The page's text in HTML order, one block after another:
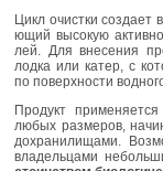
Цикл очист­ки
ю­щий вы­со­кую
лей. Для вне­се­ния
лодка или катер, с
по по­верх­но­сти
Про­дукт
любых раз­ме­ров,
до­хра­ни­ли­ща­ми.
вла­дель­ца­ми